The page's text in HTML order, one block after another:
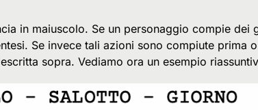
in maiuscolo. Se un personaggio compie dei
Se invece tali azioni sono compiute prima
sopra. Vediamo ora un esempio